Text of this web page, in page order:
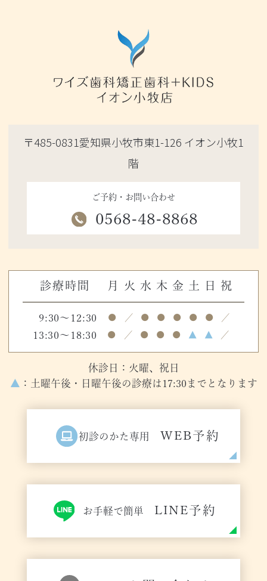
〒485-0831愛知県小牧市東1-126 イオン小牧1
階
ご予約・お問い合わせ
0568-48-8868
診療時間 月 火 水 木 金 土 日 祝
9:30～12:30 ● ／ ● ● ● ● ● ／
13:30～18:30 ● ／ ● ● ● ▲ ▲ ／
休診日：火曜、祝日
▲ ：土曜午後・日曜午後の診療は17:30までとなります
初診のかた専用 WEB予約
お手軽で簡単 LINE予約